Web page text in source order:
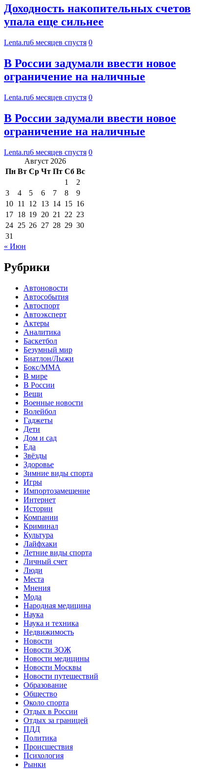
Доходность накопительных счетов
упала еще сильнее
Lenta.ru6 месяцев спустя 0
В России задумали ввести новое
ограничение на наличные
Lenta.ru6 месяцев спустя 0
В России задумали ввести новое
ограничение на наличные
Lenta.ru6 месяцев спустя 0
Август 2026
Пн Вт Ср Чт Пт Сб Вс
1
2
3
4 5 6 7 8
9
10 11 12 13 14 15 16
17 18 19 20 21 22 23
24 25 26 27 28 29 30
31
« Июн
Рубрики
Автоновости
Автособытия
Автоспорт
Автоэксперт
Актеры
Аналитика
Баскетбол
Безумный мир
Биатлон/Лыжи
Бокс/MMA
В мире
В России
Вещи
Военные новости
Волейбол
Гаджеты
Дети
Дом и сад
Еда
Звёзды
Здоровье
Зимние виды спорта
Игры
Импортозамещение
Интернет
Истории
Компании
Криминал
Культура
Лайфхаки
Летние виды спорта
Личный счет
Люди
Места
Мнения
Мода
Народная медицина
Наука
Наука и техника
Недвижимость
Новости
Новости ЗОЖ
Новости медицины
Новости Москвы
Новости путешествий
Образование
Общество
Около спорта
Отдых в России
Отдых за границей
ПДД
Политика
Происшествия
Психология
Рынки